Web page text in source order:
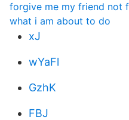
forgive me my friend not
what i am about to do
xJ
wYaFl
GzhK
FBJ